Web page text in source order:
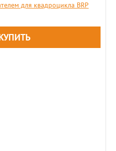
для квадроцикла BRP